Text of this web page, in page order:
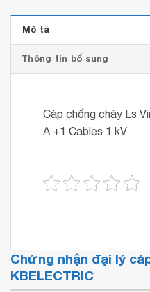
Mô tả
Thông tin bổ sung
Cáp chống cháy Ls
A +1 Cables 1 kV
Chứng nhận đại lý
KBELECTRIC